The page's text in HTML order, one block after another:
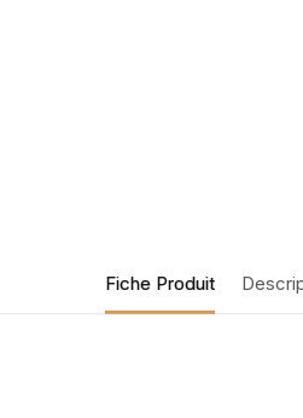
Fiche Produit